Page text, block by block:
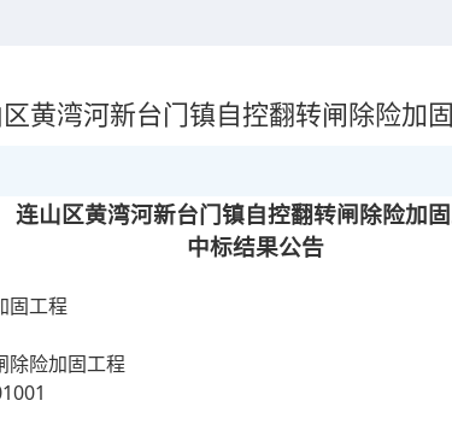
黄湾河新台门镇自控翻转闸除险加
连山区黄湾河新台门镇自控翻转闸除险加
中标结果公告
固工程
除险加固工程